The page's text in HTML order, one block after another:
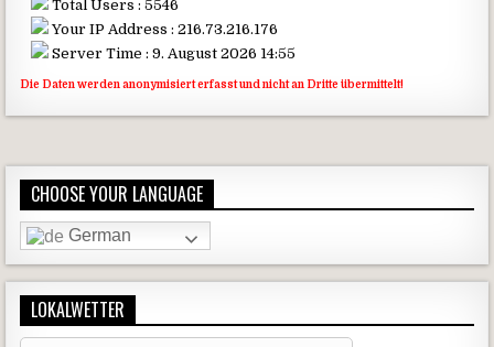
Total Users : 5546
Your IP Address : 216.73.216.176
Server Time : 9. August 2026 14:55
Die Daten werden anonymisiert erfasst und nicht an Dritte übermittelt!
CHOOSE YOUR LANGUAGE
German
LOKALWETTER